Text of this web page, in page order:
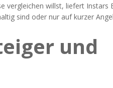
vergleichen willst, liefert
sind oder nur auf kurzer
und